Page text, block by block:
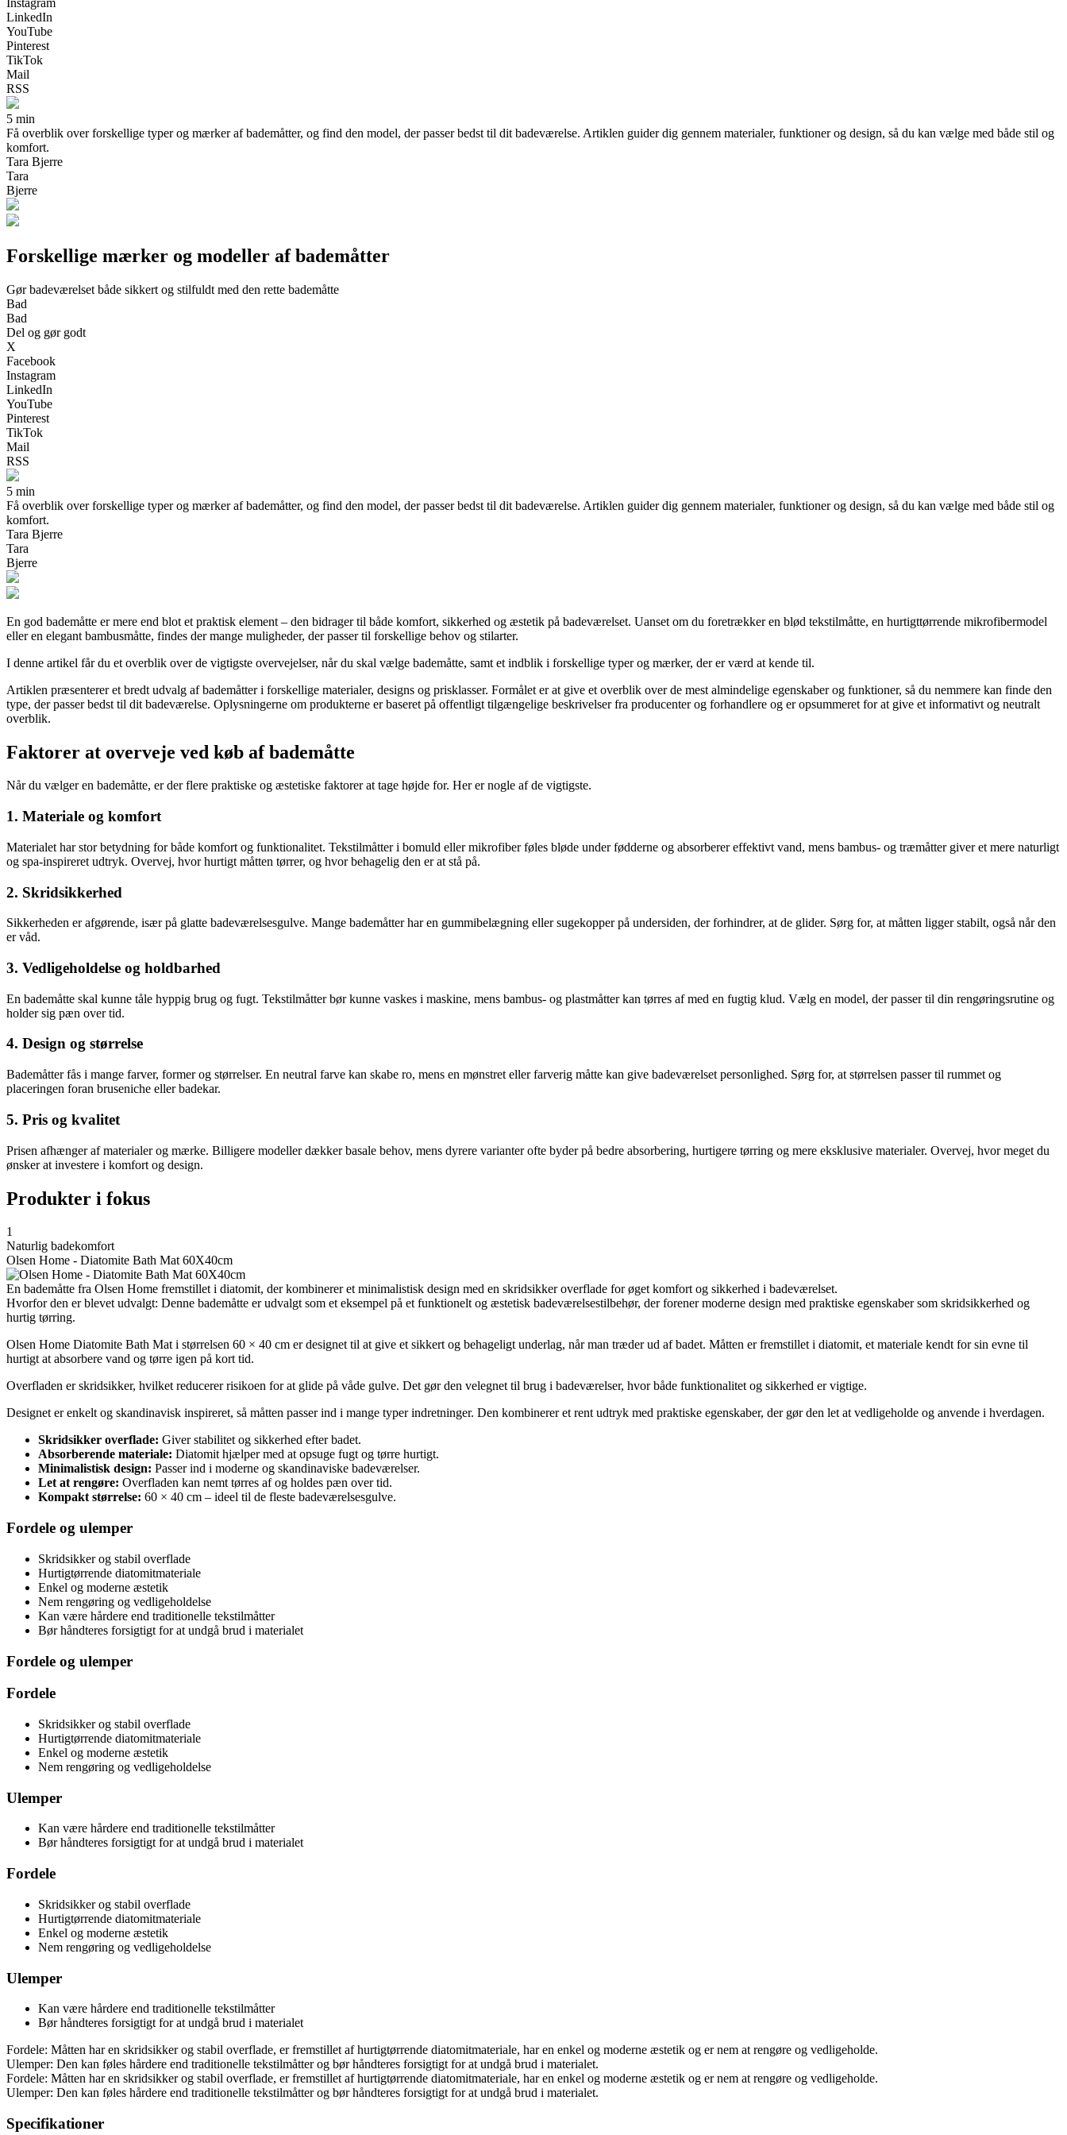
LinkedIn
YouTube
Pinterest
TikTok
Mail
RSS
5 min
Få overblik over forskellige typer og mærker af bademåtter, og find den model, der passer bedst til dit badeværelse. Artiklen guider dig gennem materialer, funktioner og design, så du kan vælge med både stil og
komfort.
Tara Bjerre
Tara
Bjerre
Forskellige mærker og modeller af bademåtter
Gør badeværelset både sikkert og stilfuldt med den rette bademåtte
Bad
Bad
Del og gør godt
X
Facebook
Instagram
LinkedIn
YouTube
Pinterest
TikTok
Mail
RSS
5 min
Få overblik over forskellige typer og mærker af bademåtter, og find den model, der passer bedst til dit badeværelse. Artiklen guider dig gennem materialer, funktioner og design, så du kan vælge med både stil og
komfort.
Tara Bjerre
Tara
Bjerre
En god bademåtte er mere end blot et praktisk element – den bidrager til både komfort, sikkerhed og æstetik på badeværelset. Uanset om du foretrækker en blød tekstilmåtte, en hurtigttørrende mikrofibermodel
eller en elegant bambusmåtte, findes der mange muligheder, der passer til forskellige behov og stilarter.
I denne artikel får du et overblik over de vigtigste overvejelser, når du skal vælge bademåtte, samt et indblik i forskellige typer og mærker, der er værd at kende til.
Artiklen præsenterer et bredt udvalg af bademåtter i forskellige materialer, designs og prisklasser. Formålet er at give et overblik over de mest almindelige egenskaber og funktioner, så du nemmere kan finde den
type, der passer bedst til dit badeværelse. Oplysningerne om produkterne er baseret på offentligt tilgængelige beskrivelser fra producenter og forhandlere og er opsummeret for at give et informativt og neutralt
overblik.
Faktorer at overveje ved køb af bademåtte
Når du vælger en bademåtte, er der flere praktiske og æstetiske faktorer at tage højde for. Her er nogle af de vigtigste.
1. Materiale og komfort
Materialet har stor betydning for både komfort og funktionalitet. Tekstilmåtter i bomuld eller mikrofiber føles bløde under fødderne og absorberer effektivt vand, mens bambus- og træmåtter giver et mere naturligt
og spa-inspireret udtryk. Overvej, hvor hurtigt måtten tørrer, og hvor behagelig den er at stå på.
2. Skridsikkerhed
Sikkerheden er afgørende, især på glatte badeværelsesgulve. Mange bademåtter har en gummibelægning eller sugekopper på undersiden, der forhindrer, at de glider. Sørg for, at måtten ligger stabilt, også når den
er våd.
3. Vedligeholdelse og holdbarhed
En bademåtte skal kunne tåle hyppig brug og fugt. Tekstilmåtter bør kunne vaskes i maskine, mens bambus- og plastmåtter kan tørres af med en fugtig klud. Vælg en model, der passer til din rengøringsrutine og
holder sig pæn over tid.
4. Design og størrelse
Bademåtter fås i mange farver, former og størrelser. En neutral farve kan skabe ro, mens en mønstret eller farverig måtte kan give badeværelset personlighed. Sørg for, at størrelsen passer til rummet og
placeringen foran bruseniche eller badekar.
5. Pris og kvalitet
Prisen afhænger af materialer og mærke. Billigere modeller dækker basale behov, mens dyrere varianter ofte byder på bedre absorbering, hurtigere tørring og mere eksklusive materialer. Overvej, hvor meget du
ønsker at investere i komfort og design.
Produkter i fokus
1
Naturlig badekomfort
Olsen Home - Diatomite Bath Mat 60X40cm
En bademåtte fra Olsen Home fremstillet i diatomit, der kombinerer et minimalistisk design med en skridsikker overflade for øget komfort og sikkerhed i badeværelset.
Hvorfor den er blevet udvalgt: Denne bademåtte er udvalgt som et eksempel på et funktionelt og æstetisk badeværelsestilbehør, der forener moderne design med praktiske egenskaber som skridsikkerhed og
hurtig tørring.
Olsen Home Diatomite Bath Mat i størrelsen 60 × 40 cm er designet til at give et sikkert og behageligt underlag, når man træder ud af badet. Måtten er fremstillet i diatomit, et materiale kendt for sin evne til
hurtigt at absorbere vand og tørre igen på kort tid.
Overfladen er skridsikker, hvilket reducerer risikoen for at glide på våde gulve. Det gør den velegnet til brug i badeværelser, hvor både funktionalitet og sikkerhed er vigtige.
Designet er enkelt og skandinavisk inspireret, så måtten passer ind i mange typer indretninger. Den kombinerer et rent udtryk med praktiske egenskaber, der gør den let at vedligeholde og anvende i hverdagen.
Skridsikker overflade: Giver stabilitet og sikkerhed efter badet.
Absorberende materiale: Diatomit hjælper med at opsuge fugt og tørre hurtigt.
Minimalistisk design: Passer ind i moderne og skandinaviske badeværelser.
Let at rengøre: Overfladen kan nemt tørres af og holdes pæn over tid.
Kompakt størrelse: 60 × 40 cm – ideel til de fleste badeværelsesgulve.
Fordele og ulemper
Skridsikker og stabil overflade
Hurtigtørrende diatomitmateriale
Enkel og moderne æstetik
Nem rengøring og vedligeholdelse
Kan være hårdere end traditionelle tekstilmåtter
Bør håndteres forsigtigt for at undgå brud i materialet
Fordele og ulemper
Fordele
Skridsikker og stabil overflade
Hurtigtørrende diatomitmateriale
Enkel og moderne æstetik
Nem rengøring og vedligeholdelse
Ulemper
Kan være hårdere end traditionelle tekstilmåtter
Bør håndteres forsigtigt for at undgå brud i materialet
Fordele
Skridsikker og stabil overflade
Hurtigtørrende diatomitmateriale
Enkel og moderne æstetik
Nem rengøring og vedligeholdelse
Ulemper
Kan være hårdere end traditionelle tekstilmåtter
Bør håndteres forsigtigt for at undgå brud i materialet
Fordele: Måtten har en skridsikker og stabil overflade, er fremstillet af hurtigtørrende diatomitmateriale, har en enkel og moderne æstetik og er nem at rengøre og vedligeholde.
Ulemper: Den kan føles hårdere end traditionelle tekstilmåtter og bør håndteres forsigtigt for at undgå brud i materialet.
Fordele: Måtten har en skridsikker og stabil overflade, er fremstillet af hurtigtørrende diatomitmateriale, har en enkel og moderne æstetik og er nem at rengøre og vedligeholde.
Ulemper: Den kan føles hårdere end traditionelle tekstilmåtter og bør håndteres forsigtigt for at undgå brud i materialet.
Specifikationer